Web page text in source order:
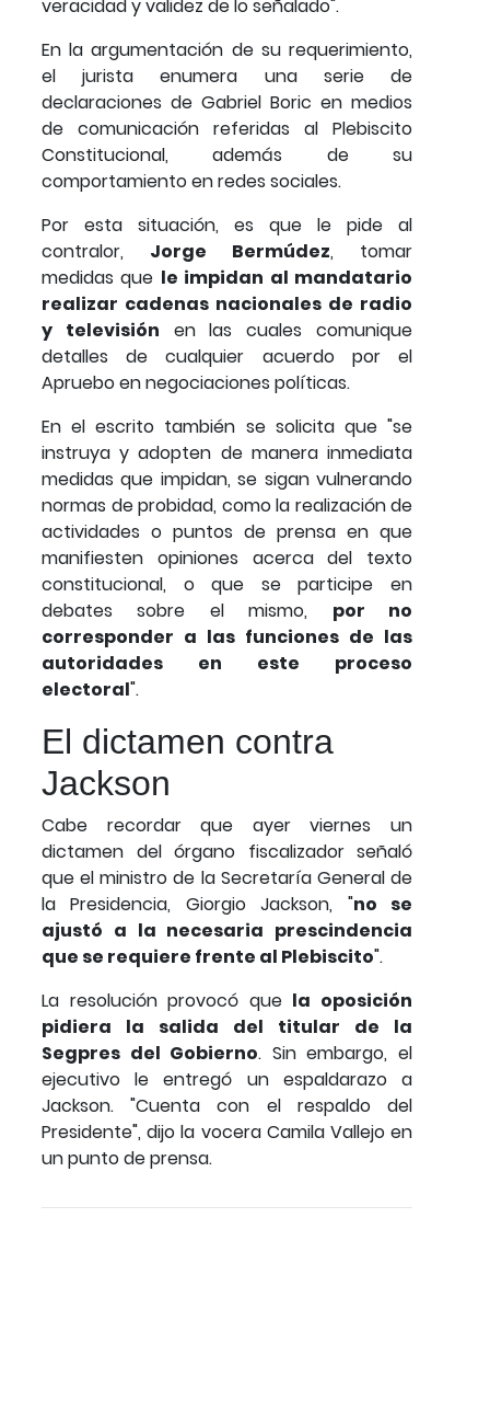
veracidad y validez de lo señalado".
En la argumentación de su requerimiento,
el jurista enumera una serie de
declaraciones de Gabriel Boric en medios
de comunicación referidas al Plebiscito
Constitucional, además de su
comportamiento en redes sociales.
Por esta situación, es que le pide al
contralor, Jorge Bermúdez, tomar
medidas que le impidan al mandatario
realizar cadenas nacionales de radio
y televisión en las cuales comunique
detalles de cualquier acuerdo por el
Apruebo en negociaciones políticas.
En el escrito también se solicita que "se
instruya y adopten de manera inmediata
medidas que impidan, se sigan vulnerando
normas de probidad, como la realización de
actividades o puntos de prensa en que
manifiesten opiniones acerca del texto
constitucional, o que se participe en
debates sobre el mismo, por no
corresponder a las funciones de las
autoridades en este proceso
electoral".
El dictamen contra
Jackson
Cabe recordar que ayer viernes un
dictamen del órgano fiscalizador señaló
que el ministro de la Secretaría General de
la Presidencia, Giorgio Jackson, "no se
ajustó a la necesaria prescindencia
que se requiere frente al Plebiscito".
La resolución provocó que la oposición
pidiera la salida del titular de la
Segpres del Gobierno. Sin embargo, el
ejecutivo le entregó un espaldarazo a
Jackson. "Cuenta con el respaldo del
Presidente", dijo la vocera Camila Vallejo en
un punto de prensa.